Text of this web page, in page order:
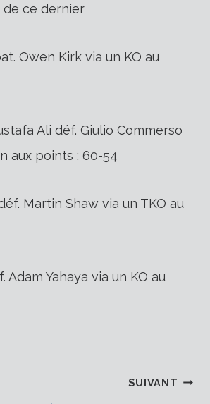
de ce dernier
Owen Kirk via un KO au
Ali déf. Giulio Commerso
aux points : 60-54
Martin Shaw via un TKO au
Adam Yahaya via un KO au
SUIVANT